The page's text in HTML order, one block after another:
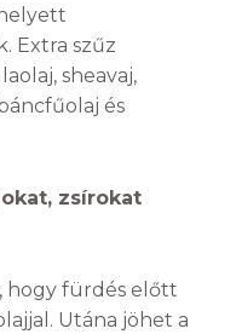
Extra szűz
sheavaj,
és
zsírokat
hogy fürdés előtt
Utána jöhet a